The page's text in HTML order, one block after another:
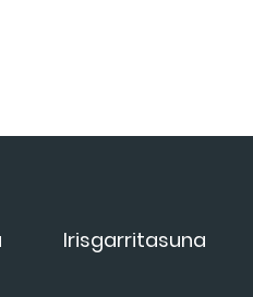
Irisgarritasuna